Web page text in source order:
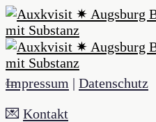
Impressum | Datenschutz
💌 Kontakt